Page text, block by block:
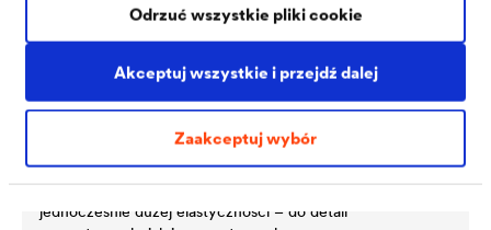
Akceptuj wszystkie i przejdź dalej
Zaakceptuj wybór
Odrzuć wszystkie pliki cookie
DELTA -FLEXX BAND F100
Taśma łącząca i uszczelniająca o dużej sile klejenia i
jednocześnie dużej elastyczności – do detali